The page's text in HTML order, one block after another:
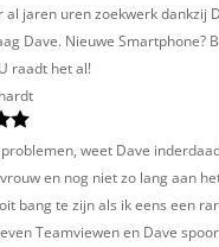
al jaren uren zoekwerk dankzij
Dave. Nieuwe Smartphone?
raadt het al!
weet Dave
en nog niet zo lang aan
bang te zijn als ik eens een
Teamviewen en Dave